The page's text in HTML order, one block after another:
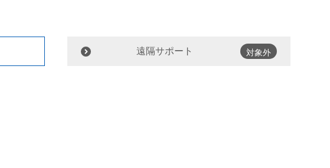
遠隔サポート 対象外